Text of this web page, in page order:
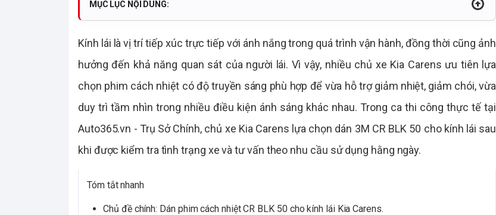
MỤC LỤC NỘI DUNG:
Kính lái là vị trí tiếp xúc trực tiếp với ánh nắng trong quá trình vận hành, đồng thời cũng ảnh
hưởng đến khả năng quan sát của người lái. Vì vậy, nhiều chủ xe Kia Carens ưu tiên lựa
chọn phim cách nhiệt có độ truyền sáng phù hợp để vừa hỗ trợ giảm nhiệt, giảm chói, vừa
duy trì tầm nhìn trong nhiều điều kiện ánh sáng khác nhau. Trong ca thi công thực tế tại
Auto365.vn - Trụ Sở Chính, chủ xe Kia Carens lựa chọn dán 3M CR BLK 50 cho kính lái sau
khi được kiểm tra tình trạng xe và tư vấn theo nhu cầu sử dụng hằng ngày.
Tóm tắt nhanh
Chủ đề chính: Dán phim cách nhiệt CR BLK 50 cho kính lái Kia Carens.